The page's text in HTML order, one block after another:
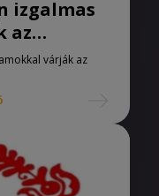
izgalmas
az
várják az